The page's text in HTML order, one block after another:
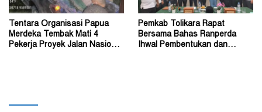
Tentara Organisasi Papua
Merdeka Tembak Mati 4
Pekerja Proyek Jalan Nasional
Pemkab Tolikara Rapat
Bersama Bahas Ranperda
Ihwal Pembentukan dan